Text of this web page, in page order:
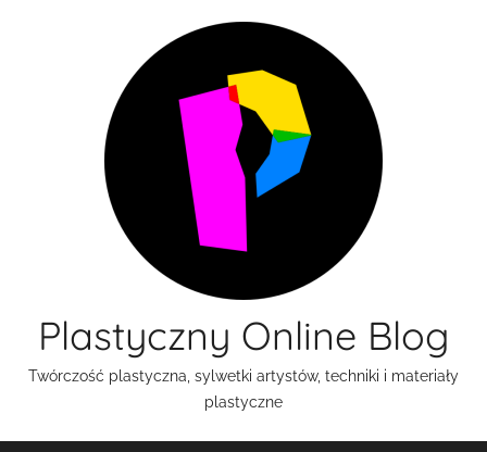
Plastyczny Online Blog
Twórczość plastyczna, sylwetki artystów, techniki i materiały
plastyczne